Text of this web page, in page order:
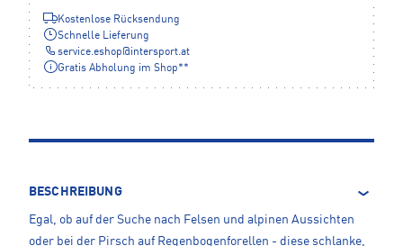
Kostenlose Rücksendung
Schnelle Lieferung
service.eshop@intersport.at
Gratis Abholung im Shop**
BESCHREIBUNG
Egal, ob auf der Suche nach Felsen und alpinen Aussichten
oder bei der Pirsch auf Regenbogenforellen - diese schlanke,